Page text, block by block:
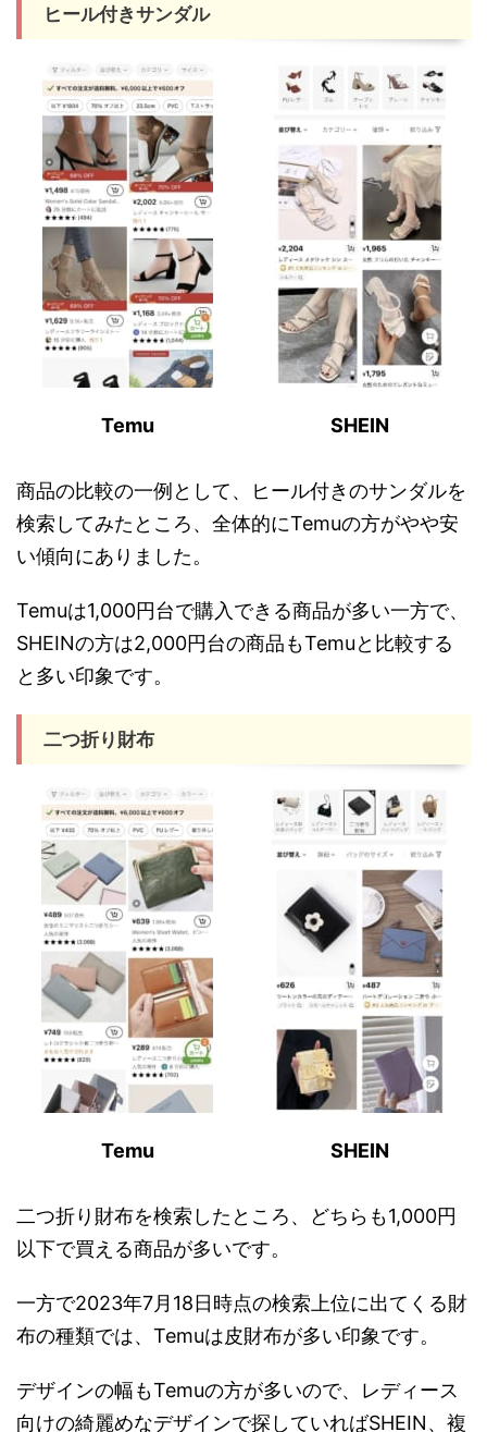
ヒール付きサンダル
Temu SHEIN
商品の比較の一例として、ヒール付きのサンダルを
検索してみたところ、全体的にTemuの方がやや安
い傾向にありました。
Temuは1,000円台で購入できる商品が多い一方で、
SHEINの方は2,000円台の商品もTemuと比較する
と多い印象です。
二つ折り財布
Temu SHEIN
二つ折り財布を検索したところ、どちらも1,000円
以下で買える商品が多いです。
一方で2023年7月18日時点の検索上位に出てくる財
布の種類では、Temuは皮財布が多い印象です。
デザインの幅もTemuの方が多いので、レディース
向けの綺麗めなデザインで探していればSHEIN、複